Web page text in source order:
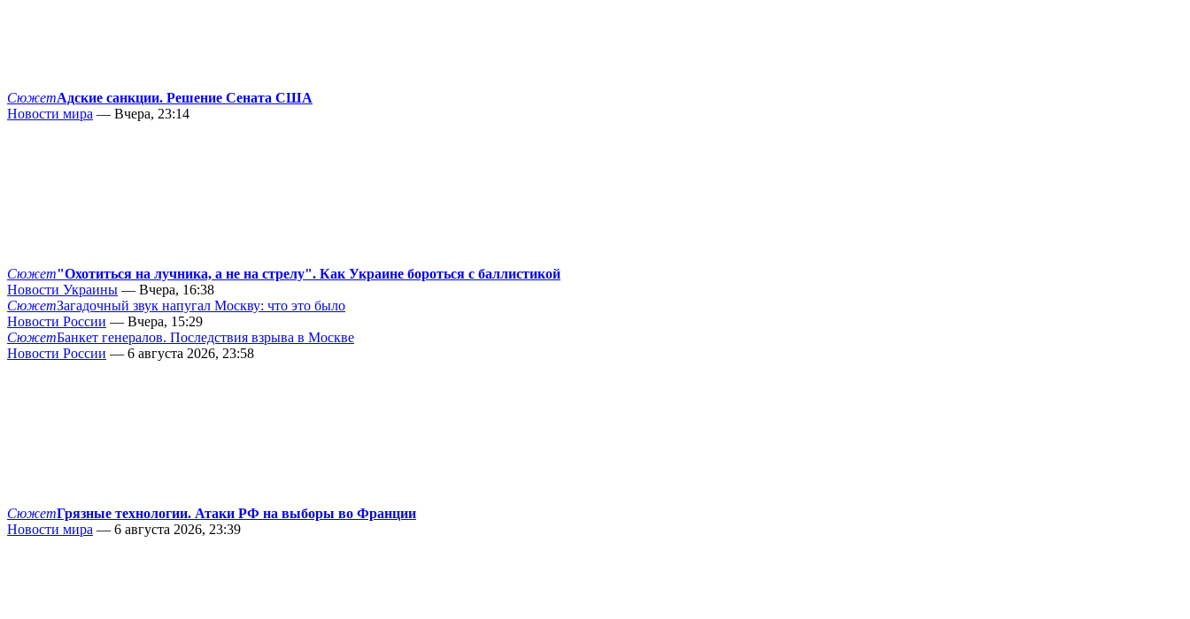
СюжетАдские санкции. Решение Сената США
Новости мира — Вчера, 23:14
Сюжет"Охотиться на лучника, а не на стрелу". Как Украине бороться с баллистикой
Новости Украины — Вчера, 16:38
СюжетЗагадочный звук напугал Москву: что это было
Новости России — Вчера, 15:29
СюжетБанкет генералов. Последствия взрыва в Москве
Новости России — 6 августа 2026, 23:58
СюжетГрязные технологии. Атаки РФ на выборы во Франции
Новости мира — 6 августа 2026, 23:39